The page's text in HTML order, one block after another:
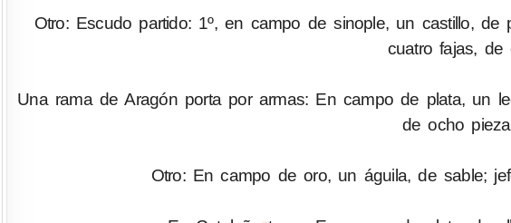
Otro: Escudo partido: 1º, en campo de sinople, un castillo,
cuatro fajas, de
Una rama de Aragón porta por armas: En campo de plata, un
de ocho
Otro: En campo de oro, un águila, de sable;